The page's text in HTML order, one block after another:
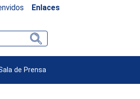
Enlaces
de Prensa